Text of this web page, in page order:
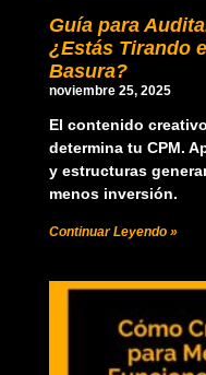
Guía para
¿Estás Tirando
Basura?
noviembre 25, 2025
El contenido
determina tu CPM.
y estructuras
menos inversión.
Continuar Leyendo »